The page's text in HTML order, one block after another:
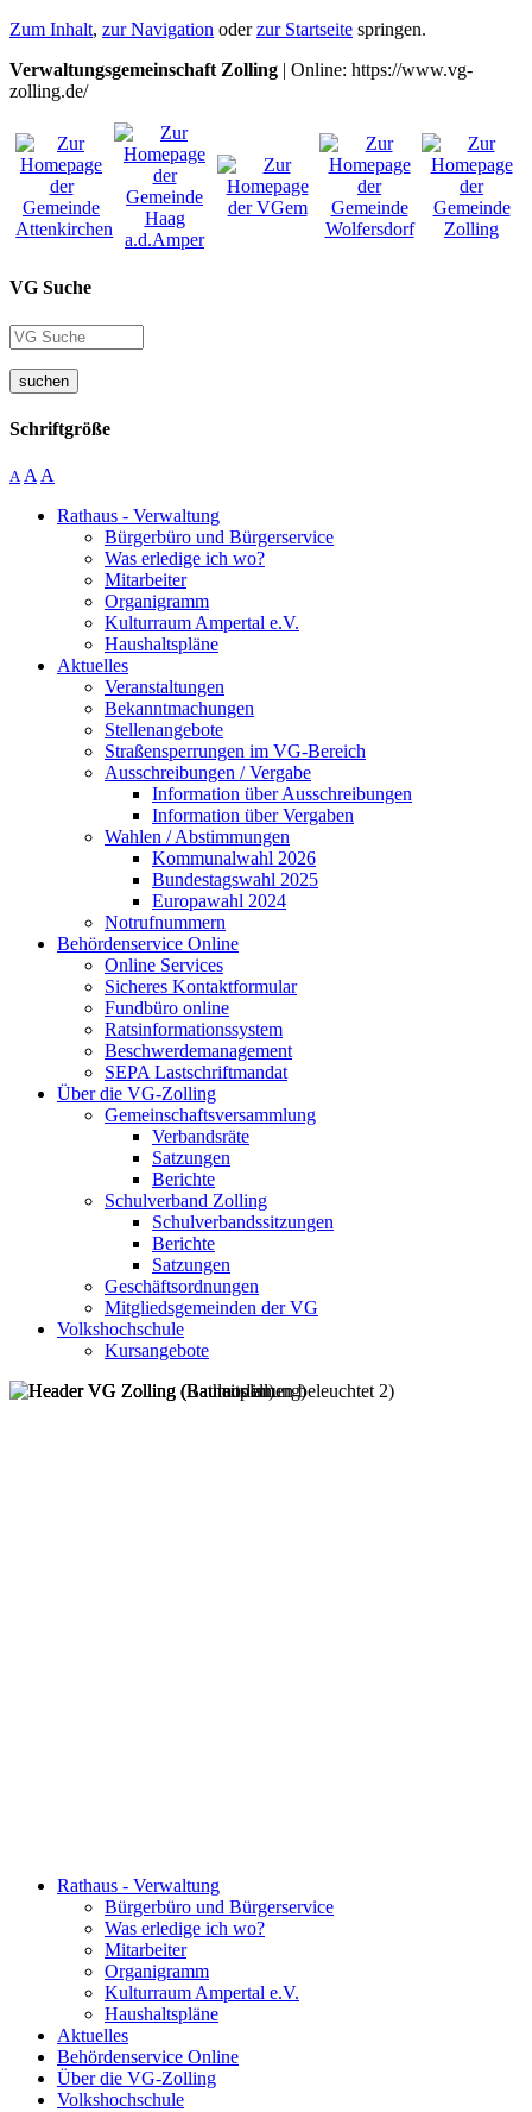
Zum Inhalt, zur Navigation oderzur Startseite springen.
Verwaltungsgemeinschaft Zolling | Online: https://www.vg-
zolling.de/
VG Suche
suchen
Schriftgröße
A A A
Rathaus - Verwaltung
Bürgerbüro und Bürgerservice
Was erledige ich wo?
Mitarbeiter
Organigramm
Kulturraum Ampertal e.V.
Haushaltspläne
Aktuelles
Veranstaltungen
Bekanntmachungen
Stellenangebote
Straßensperrungen im VG-Bereich
Ausschreibungen / Vergabe
Information über Ausschreibungen
Information über Vergaben
Wahlen / Abstimmungen
Kommunalwahl 2026
Bundestagswahl 2025
Europawahl 2024
Notrufnummern
Behördenservice Online
Online Services
Sicheres Kontaktformular
Fundbüro online
Ratsinformationssystem
Beschwerdemanagement
SEPA Lastschriftmandat
Über die VG-Zolling
Gemeinschaftsversammlung
Verbandsräte
Satzungen
Berichte
Schulverband Zolling
Schulverbandssitzungen
Berichte
Satzungen
Geschäftsordnungen
Mitgliedsgemeinden der VG
Volkshochschule
Kursangebote
Rathaus - Verwaltung
Bürgerbüro und Bürgerservice
Was erledige ich wo?
Mitarbeiter
Organigramm
Kulturraum Ampertal e.V.
Haushaltspläne
Aktuelles
Behördenservice Online
Über die VG-Zolling
Volkshochschule